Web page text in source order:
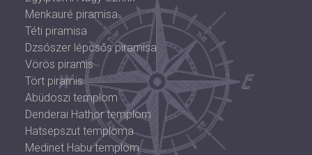
Menkauré piramisa
Téti piramisa
Dzsószer lépcsős piramisa
Vörös piramis
Tört piramis
Abüdoszi templom
Denderai Hathor templom
Hatsepszut temploma
Medinet Habu templom